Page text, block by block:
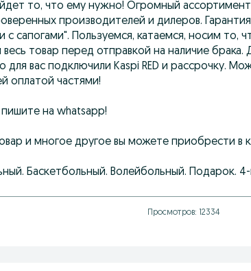
то, что ему нужно! Огромный ассортимент
производителей и дилеров. Гарантия
с сапогами". Пользуемся, катаемся, носим то,
товар перед отправкой на наличие брака.
для вас подключили Kaspi RED и рассрочку.
оплатой частями!
на whatsapp!
и многое другое вы можете приобрести в
Баскетбольный. Волейбольный. Подарок. 4-
Просмотров: 12334